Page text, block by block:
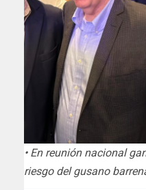
• En reunión nacional
riesgo del gusano